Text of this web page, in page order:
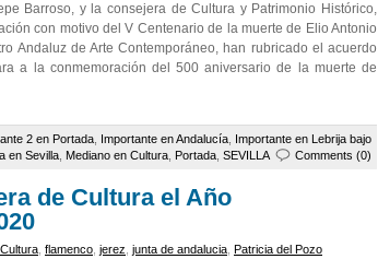
Barroso, y la consejera de Cultura y Patrimonio Histórico,
con motivo del V Centenario de la muerte de Elio Antonio
Andaluz de Arte Contemporáneo, han rubricado el acuerdo
a la conmemoración del 500 aniversario de la muerte de
2 en Portada Importante en Andalucía Importante en Lebrija bajo
en Sevilla Mediano en Cultura Portada SEVILLA Comments (0)
de Cultura el Año
flamenco jerez junta de andalucia Patricia del Pozo